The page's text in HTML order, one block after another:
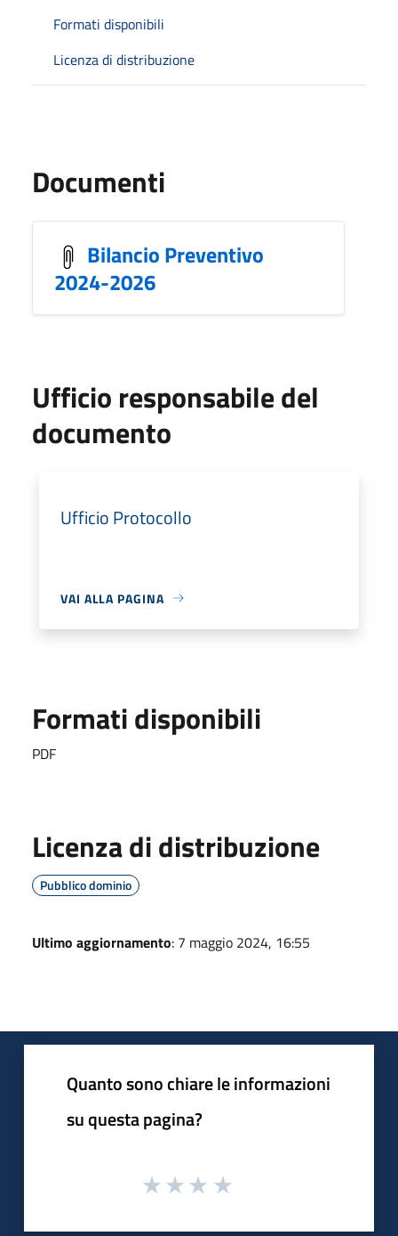
Formati disponibili
Licenza di distribuzione
Documenti
Bilancio Preventivo
2024-2026
Ufficio responsabile del
documento
Ufficio Protocollo
VAI ALLA PAGINA
Formati disponibili
PDF
Licenza di distribuzione
Pubblico dominio
Ultimo aggiornamento: 7 maggio 2024, 16:55
Quanto sono chiare le informazioni
su questa pagina?